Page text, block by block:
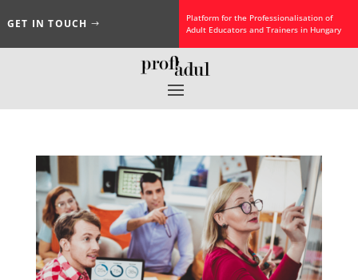
GET IN TOUCH
Platform for the Professionalisation of
Adult Educators and Trainers in Hungary